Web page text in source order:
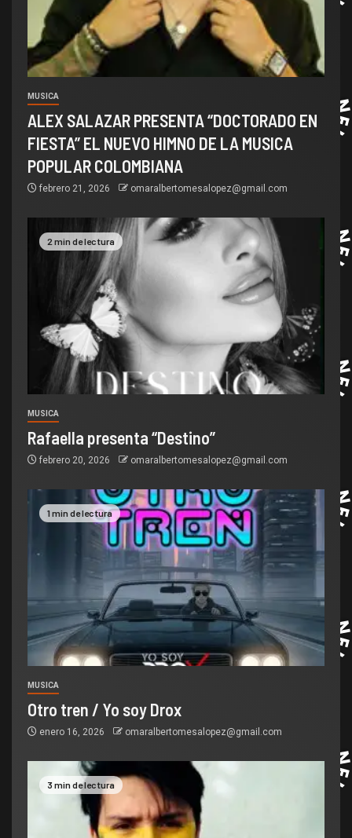
MUSICA
ALEX SALAZAR PRESENTA “DOCTORADO EN
FIESTA” EL NUEVO HIMNO DE LA MUSICA
POPULAR COLOMBIANA
febrero 21, 2026 omaralbertomesalopez@gmail.com
2 min de lectura
MUSICA
Rafaella presenta “Destino”
febrero 20, 2026 omaralbertomesalopez@gmail.com
1 min de lectura
MUSICA
Otro tren / Yo soy Drox
enero 16, 2026 omaralbertomesalopez@gmail.com
3 min de lectura